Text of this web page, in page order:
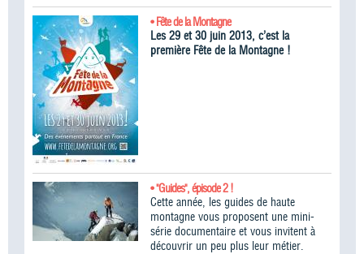
• Fête de la Montagne
Les 29 et 30 juin 2013, c’est la
première Fête de la Montagne !
• "Guides", épisode 2 !
Cette année, les guides de haute
montagne vous proposent une mini-
série documentaire et vous invitent à
découvrir un peu plus leur métier.